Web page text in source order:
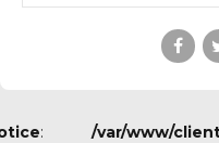
:
/var/www/